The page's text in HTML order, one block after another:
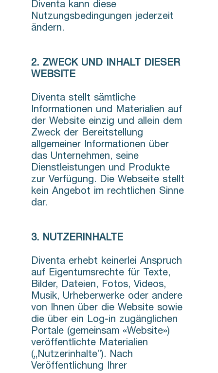
Diventa kann diese
Nutzungsbedingungen jederzeit
ändern.
2. ZWECK UND INHALT DIESER
WEBSITE
Diventa stellt sämtliche
Informationen und Materialien auf
der Website einzig und allein dem
Zweck der Bereitstellung
allgemeiner Informationen über
das Unternehmen, seine
Dienstleistungen und Produkte
zur Verfügung. Die Webseite stellt
kein Angebot im rechtlichen Sinne
dar.
3. NUTZERINHALTE
Diventa erhebt keinerlei Anspruch
auf Eigentumsrechte für Texte,
Bilder, Dateien, Fotos, Videos,
Musik, Urheberwerke oder andere
von Ihnen über die Website sowie
die über ein Log-in zugänglichen
Portale (gemeinsam «Website»)
veröffentlichte Materialien
(„Nutzerinhalte”). Nach
Veröffentlichung Ihrer